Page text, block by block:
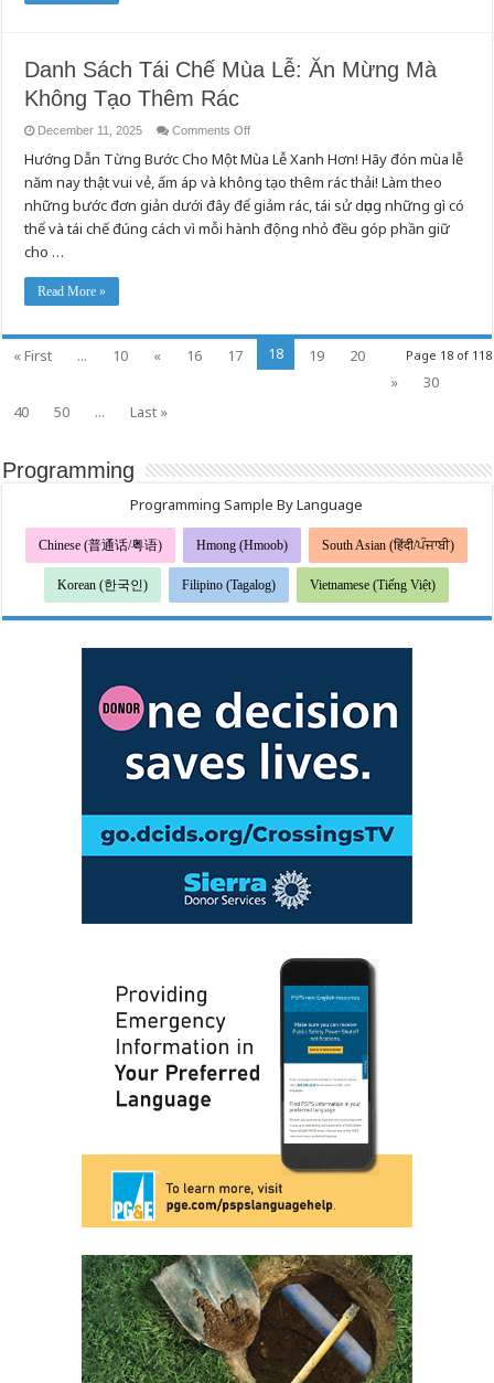
Danh Sách Tái Chế Mùa Lễ: Ăn Mừng Mà
Không Tạo Thêm Rác
December 11, 2025 Comments Offon
Sách
Tái
Chế
Mùa
Lễ:
Ăn
Mừng
Hướng Dẫn Từng Bước Cho Một Mùa Lễ Xanh Hơn! Hãy đón mùa lễ
năm nay thật vui vẻ, ấm áp và không tạo thêm rác thải! Làm theo
những bước đơn giản dưới đây để giảm rác, tái sử dụng những gì có
thể và tái chế đúng cách vì mỗi hành động nhỏ đều góp phần giữ
cho …
Read More »
Page 18 of 118
« First ... 10 « 16 17 18 19
20
»
30
40
50 ... Last »
Programming
Programming Sample By Language
Chinese (普通话/粤语) Hmong (Hmoob) South Asian (हिंदी/ਪੰਜਾਬੀ)
Korean (한국인) Filipino (Tagalog) Vietnamese (Tiếng Việt)